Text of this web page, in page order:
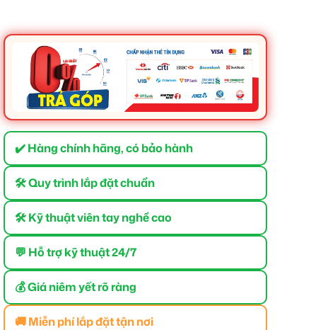
✔️ Hàng chính hãng, có bảo hành
🛠 Quy trình lắp đặt chuẩn
🛠 Kỹ thuật viên tay nghề cao
💬 Hỗ trợ kỹ thuật 24/7
💰 Giá niêm yết rõ ràng
🚚 Miễn phí lắp đặt tận nơi